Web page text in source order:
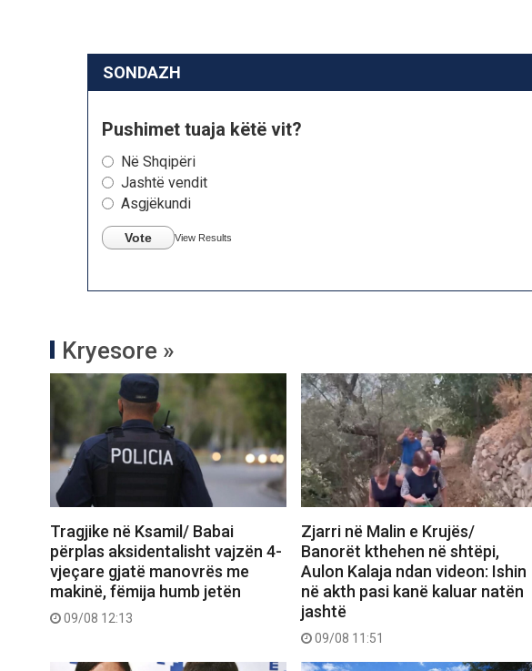
SONDAZH
Pushimet tuaja këtë vit?
Në Shqipëri
Jashtë vendit
Asgjëkundi
Vote View Results
Kryesore »
Tragjike në Ksamil/ Babai
përplas aksidentalisht vajzën 4-
vjeçare gjatë manovrës me
makinë, fëmija humb jetën
09/08 12:13
Zjarri në Malin e Krujës/
Banorët kthehen në shtëpi,
Aulon Kalaja ndan videon: Ishin
në akth pasi kanë kaluar natën
jashtë
09/08 11:51